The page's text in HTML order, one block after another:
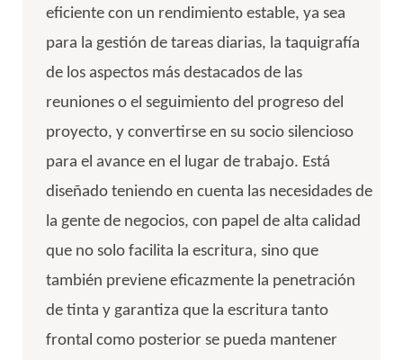
eficiente con un rendimiento estable, ya sea
para la gestión de tareas diarias, la taquigrafía
de los aspectos más destacados de las
reuniones o el seguimiento del progreso del
proyecto, y convertirse en su socio silencioso
para el avance en el lugar de trabajo. Está
diseñado teniendo en cuenta las necesidades de
la gente de negocios, con papel de alta calidad
que no solo facilita la escritura, sino que
también previene eficazmente la penetración
de tinta y garantiza que la escritura tanto
frontal como posterior se pueda mantener